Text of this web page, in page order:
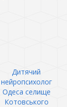
Дитячий
нейропсихолог
Одеса селище
Котовського